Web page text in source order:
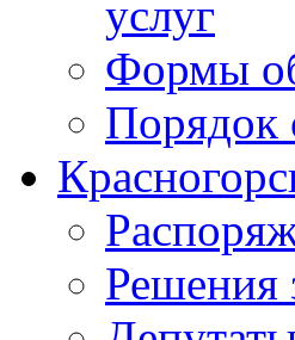
услуг
Формы
Порядок
Решения